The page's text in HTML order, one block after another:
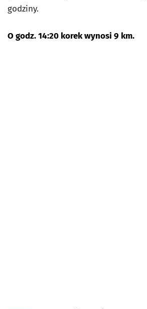
godziny.
O godz. 14:20 korek wynosi 9 km.